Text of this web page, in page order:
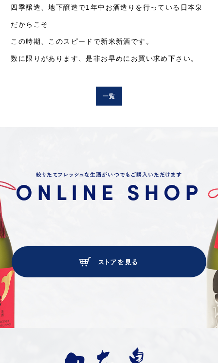
戦国武将シリーズ
季節のお酒・限定酒
EN/CN
ONLINE SHOP
四季醸造、地下醸造で1年中お酒造りを行っている日本泉
だからこそ
この時期、このスピードで新米新酒です。
数に限りがあります、是非お早めにお買い求め下さい。
一覧
絞りたてフレッシュな生酒がいつでもご購入いただけます
ONLINE SHOP
ストアを見る